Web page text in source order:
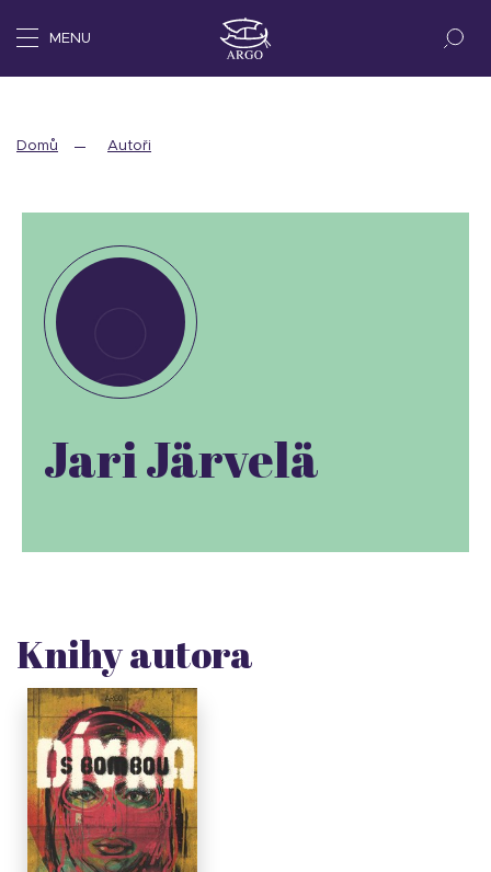
MENU
Domů Autoři
Jari Järvelä
Knihy autora